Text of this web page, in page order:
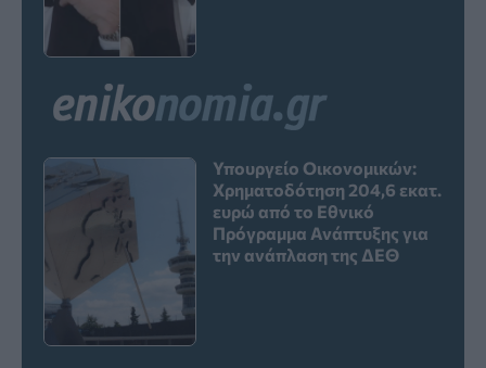
Υπουργείο Οικονομικών:
Χρηματοδότηση 204,6 εκατ.
ευρώ από το Εθνικό
Πρόγραμμα Ανάπτυξης για
την ανάπλαση της ΔΕΘ